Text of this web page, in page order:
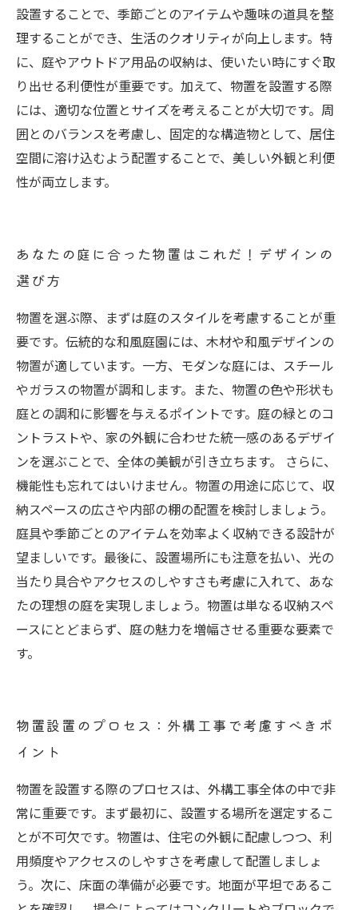
設置することで、季節ごとのアイテムや趣味の道具を整
理することができ、生活のクオリティが向上します。特
に、庭やアウトドア用品の収納は、使いたい時にすぐ取
り出せる利便性が重要です。加えて、物置を設置する際
には、適切な位置とサイズを考えることが大切です。周
囲とのバランスを考慮し、固定的な構造物として、居住
空間に溶け込むよう配置することで、美しい外観と利便
性が両立します。
あなたの庭に合った物置はこれだ！デザインの
選び方
物置を選ぶ際、まずは庭のスタイルを考慮することが重
要です。伝統的な和風庭園には、木材や和風デザインの
物置が適しています。一方、モダンな庭には、スチール
やガラスの物置が調和します。また、物置の色や形状も
庭との調和に影響を与えるポイントです。庭の緑とのコ
ントラストや、家の外観に合わせた統一感のあるデザイ
ンを選ぶことで、全体の美観が引き立ちます。 さらに、
機能性も忘れてはいけません。物置の用途に応じて、収
納スペースの広さや内部の棚の配置を検討しましょう。
庭具や季節ごとのアイテムを効率よく収納できる設計が
望ましいです。最後に、設置場所にも注意を払い、光の
当たり具合やアクセスのしやすさも考慮に入れて、あな
たの理想の庭を実現しましょう。物置は単なる収納スペ
ースにとどまらず、庭の魅力を増幅させる重要な要素で
す。
物置設置のプロセス：外構工事で考慮すべきポ
イント
物置を設置する際のプロセスは、外構工事全体の中で非
常に重要です。まず最初に、設置する場所を選定するこ
とが不可欠です。物置は、住宅の外観に配慮しつつ、利
用頻度やアクセスのしやすさを考慮して配置しましょ
う。次に、床面の準備が必要です。地面が平坦であるこ